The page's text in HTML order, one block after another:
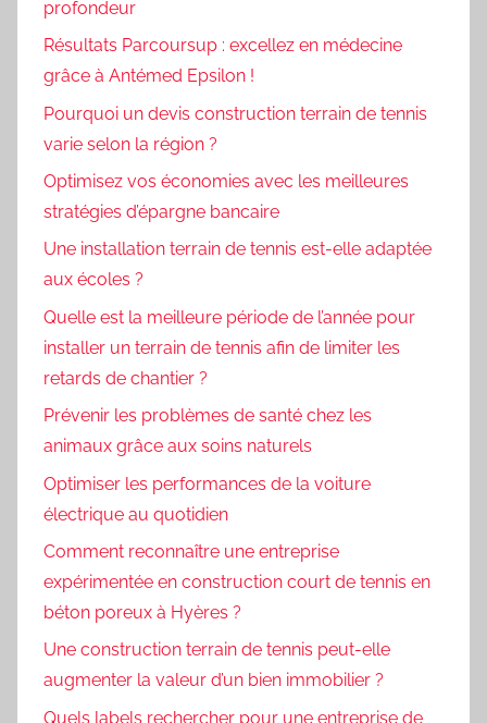
profondeur
Résultats Parcoursup : excellez en médecine
grâce à Antémed Epsilon !
Pourquoi un devis construction terrain de tennis
varie selon la région ?
Optimisez vos économies avec les meilleures
stratégies d’épargne bancaire
Une installation terrain de tennis est-elle adaptée
aux écoles ?
Quelle est la meilleure période de l’année pour
installer un terrain de tennis afin de limiter les
retards de chantier ?
Prévenir les problèmes de santé chez les
animaux grâce aux soins naturels
Optimiser les performances de la voiture
électrique au quotidien
Comment reconnaître une entreprise
expérimentée en construction court de tennis en
béton poreux à Hyères ?
Une construction terrain de tennis peut-elle
augmenter la valeur d’un bien immobilier ?
Quels labels rechercher pour une entreprise de